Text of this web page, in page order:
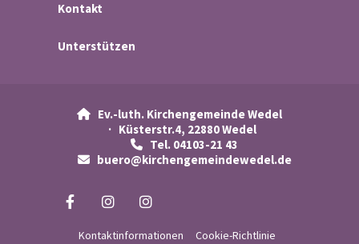
Kontakt
Unterstützen

Ev.-luth. Kirchengemeinde Wedel
· Küsterstr.4, 22880 Wedel
 Tel. 04103-21 43
buero@kirchengemeindewedel.de
Kontaktinformationen Cookie-Richtlinie